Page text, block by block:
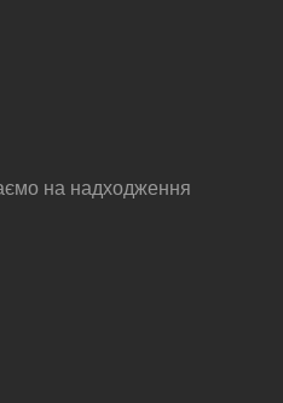
на надходження